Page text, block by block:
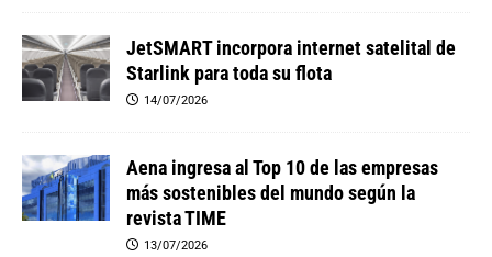
JetSMART incorpora internet satelital de
Starlink para toda su flota
14/07/2026
Aena ingresa al Top 10 de las empresas
más sostenibles del mundo según la
revista TIME
13/07/2026